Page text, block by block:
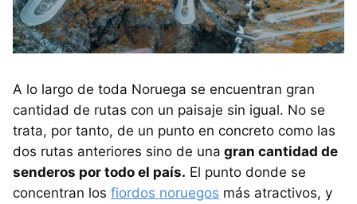
A lo largo de toda Noruega se encuentran gran
cantidad de rutas con un paisaje sin igual. No se
trata, por tanto, de un punto en concreto como las
dos rutas anteriores sino de una gran cantidad de
senderos por todo el país. El punto donde se
concentran los fiordos noruegos más atractivos, y